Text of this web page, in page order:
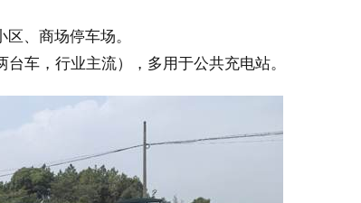
、商场停车场。
车，行业主流），多用于公共充电站。